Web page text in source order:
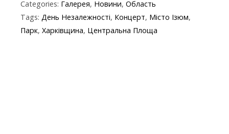
e
b
itt
er
e
gr
er at
s
y
p
t ai
Categories: Галерея, Новини, Область
Tags: День Незалежності, Концерт, Місто Ізюм,
Парк, Харківщина, Центральна Площа